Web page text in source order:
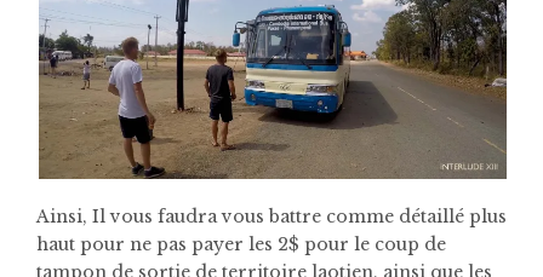
Ainsi, Il vous faudra vous battre comme détaillé plus
haut pour ne pas payer les 2$ pour le coup de
tampon de sortie de territoire laotien, ainsi que les